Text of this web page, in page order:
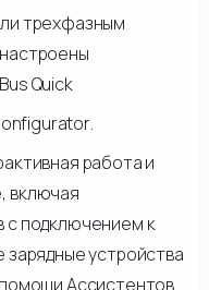
трехфазным
Quick
работа и
включая
с подключением к
устройства
Ассистентов